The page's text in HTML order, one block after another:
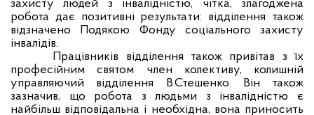
захисту людей з інвалідністю, чітка, злагоджена
робота дає позитивні результати: відділення також
відзначено Подякою Фонду соціального захисту
інвалідів.
Працівників відділення також привітав з їх
професійним святом член колективу, колишній
управляючий відділення В.Стешенко. Він також
зазначив, що робота з людьми з інвалідністю є
найбільш відповідальна і необхідна, вона приносить